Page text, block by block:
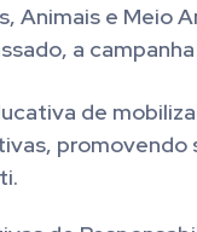
Animais e Meio
a
de
promovendo